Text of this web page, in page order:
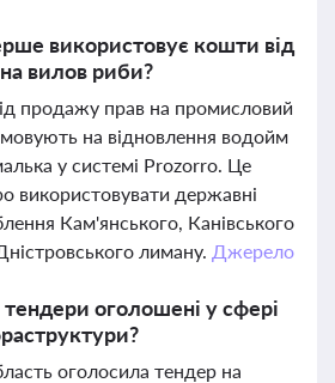
використовує кошти від
вилов риби?
продажу прав на промисловий
на відновлення водойм
у системі Prozorro. Це
використовувати державні
Кам'янського, Канівського
лиману. Джерело
оголошені у сфері
оголосила тендер на